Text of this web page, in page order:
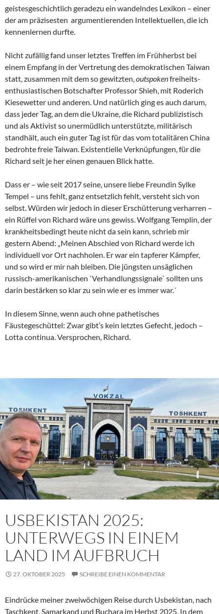
geistesgeschichtlich geradezu ein wandelndes Lexikon – einer
der am präzisesten argumentierenden Intellektuellen, die ich
kennenlernen durfte.
Nicht zufällig fand unser letztes Treffen im Frühherbst bei
einem Empfang in der Vertretung des demokratischen Taiwan
statt, zusammen mit dem so gewitzten,outspokenfreiheits-
enthusiastischen Botschafter Professor Shieh, mit Roderich
Kiesewetter und anderen. Und natürlich ging es auch darum,
dass jeder Tag, an dem die Ukraine, die Richard publizistisch
und als Aktivist so unermüdlich unterstützte, militärisch
standhält, auch ein guter Tag ist für das vom totalitären China
bedrohte freie Taiwan. Existentielle Verknüpfungen, für die
Richard seit je her einen genauen Blick hatte.
Dass er – wie seit 2017 seine, unsere liebe Freundin Sylke
Tempel – uns fehlt, ganz entsetzlich fehlt, versteht sich von
selbst. Würden wir jedoch in dieser Erschütterung verharren –
ein Rüffel von Richard wäre uns gewiss. Wolfgang Templin, der
krankheitsbedingt heute nicht da sein kann, schrieb mir
gestern Abend: „Meinen Abschied von Richard werde ich
individuell vor Ort nachholen. Er war ein tapferer Kämpfer,
und so wird er mir nah bleiben. Die jüngsten unsäglichen
russisch-amerikanischen `Verhandlungssignale` sollten uns
darin bestärken so klar zu sein wie er es immer war.´
In diesem Sinne, wenn auch ohne pathetisches
Fäustegeschüttel: Zwar gibt’s kein letztes Gefecht, jedoch –
Lotta continua. Versprochen, Richard.
USBEKISTAN 2025:
UNTERWEGS IN EINEM
LAND IM AUFBRUCH
27. OKTOBER 2025 SCHREIBE EINEN KOMMENTAR
Eindrücke meiner zweiwöchigen Reise durch Usbekistan, nach
Taschkent, Samarkand und Buchara im Herbst 2025. In dem